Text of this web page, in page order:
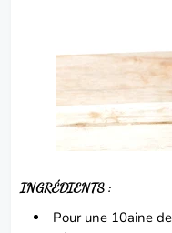
INGRÉDIENTS :
Pour une 10aine